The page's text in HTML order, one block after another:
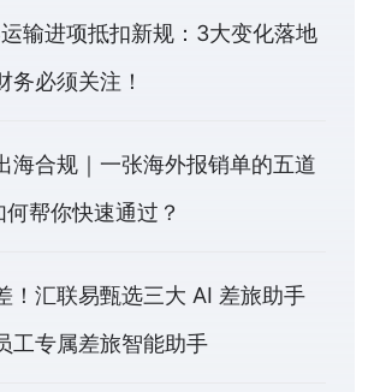
输进项抵扣新规：3大变化落地
务必须关注！
海合规｜一张海外报销单的五道
何帮你快速通过？
！汇联易甄选三大 AI 差旅助手
工专属差旅智能助手